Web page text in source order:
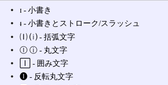
ɪ ‐ 小書き
ᵻ ‐ 小書きとストローク/スラッシュ
🄘 ⒤ ‐ 括弧文字
Ⓘ ⓘ ‐ 丸文字
🄸 ‐ 囲み文字
🅘 ‐ 反転丸文字